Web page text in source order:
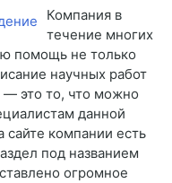
Компания в
течение многих
помощь не только
научных работ
это то, что можно
данной
компании есть
под названием
огромное